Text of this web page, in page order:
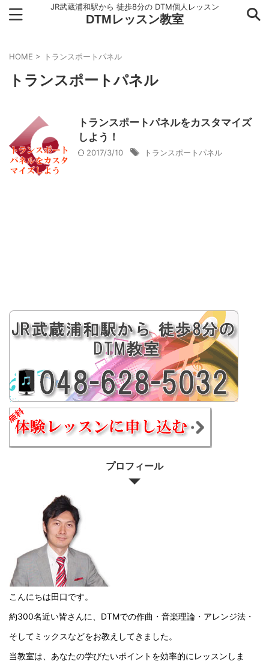
JR武蔵浦和駅から 徒歩8分の DTM個人レッスン
DTMレッスン教室
HOME > トランスポートパネル
トランスポートパネル
トランスポートパネルをカスタマイズ
しよう！
2017/3/10 トランスポートパネル
プロフィール
こんにちは田口です。
約300名近い皆さんに、DTMでの作曲・音楽理論・アレンジ法・
そしてミックスなどをお教えしてきました。
当教室は、あなたの学びたいポイントを効率的にレッスンしま